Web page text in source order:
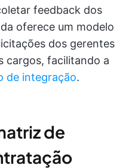
feedback dos
oferece um modelo
dos gerentes
cargos, facilitando a
de integração.
de